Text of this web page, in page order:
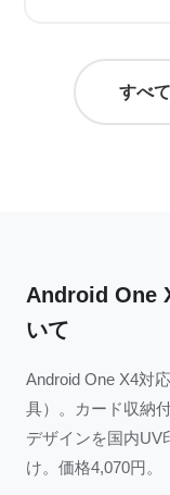
すべ
Android One
いて
Android One X4対
具）。カード収納
デザインを国内UV
け。価格4,070円。